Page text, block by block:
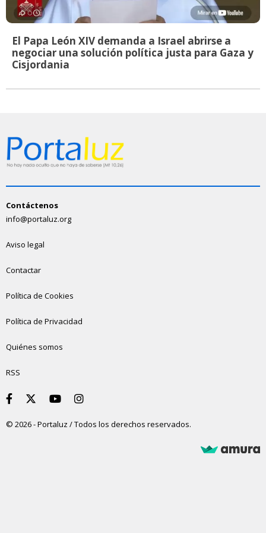
El Papa León XIV demanda a Israel abrirse a
negociar una solución política justa para Gaza y
Cisjordania
Contáctenos
info@portaluz.org
Aviso legal
Contactar
Política de Cookies
Política de Privacidad
Quiénes somos
RSS
© 2026 - Portaluz / Todos los derechos reservados.